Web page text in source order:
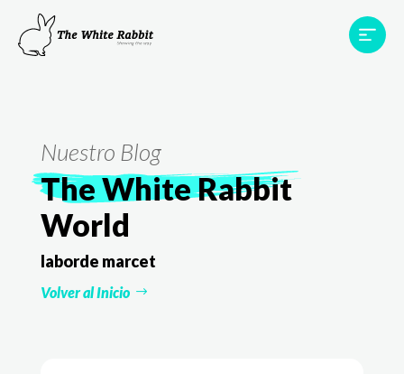
Proyectos
Testimonios
Nuestro Blog
The White Rabbit
World
laborde marcet
Volver al Inicio